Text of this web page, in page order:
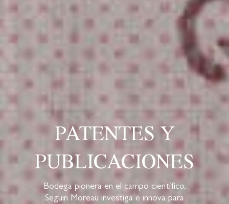
PATENTES Y
PUBLICACIONES
Bodega pionera en el campo científico,
Seguin Moreau investiga e innova para